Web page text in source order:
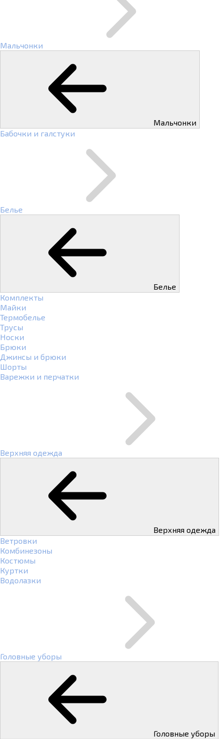
Мальчонки
Мальчонки
Бабочки и галстуки
Белье
Белье
Комплекты
Майки
Термобелье
Трусы
Носки
Брюки
Джинсы и брюки
Шорты
Варежки и перчатки
Верхняя одежда
Верхняя одежда
Ветровки
Комбинезоны
Костюмы
Куртки
Водолазки
Головные уборы
Головные уборы